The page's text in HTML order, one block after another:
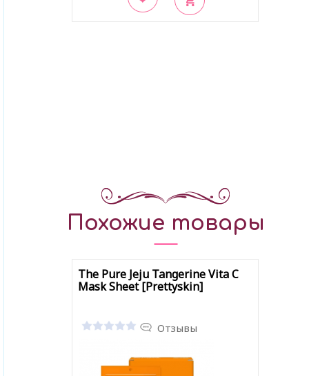
Похожие товары
The Pure Jeju Tangerine Vita C
Mask Sheet [Prettyskin]
Отзывы